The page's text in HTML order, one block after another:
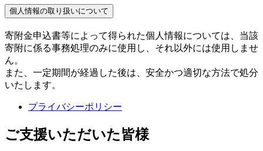
個人情報の取り扱いについて
寄附金申込書等によって得られた個人情報については、当該
寄附に係る事務処理のみに使用し、それ以外には使用しませ
ん。
また、一定期間が経過した後は、安全かつ適切な方法で処分
いたします。
プライバシーポリシー
ご支援いただいた皆様